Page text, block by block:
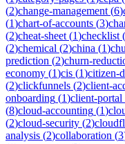
(2)change-management (6)
(1)chart-of-accounts (3)
(2)cheat-sheet (1)checklist (
(2)chemical (2)china (1)
prediction (2)churn-
economy (1)cis (1)citizen-
(2)clickfunnels (2)client-
onboarding (1)client-portal
(8)cloud-accounting (1)
(2)cloud-security (2)
analysis (2)collaboration (3